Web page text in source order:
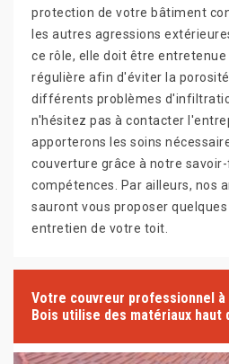
protection de votre bâtiment
les autres agressions
ce rôle, elle doit être
régulière afin d'éviter la
différents problèmes
n'hésitez pas à contacter
apporterons les soins
couverture grâce à notre
compétences. Par ailleurs, nos
sauront vous proposer
entretien de votre toit.
Votre couvreur professionnel à
Bois utilise des matériaux haut